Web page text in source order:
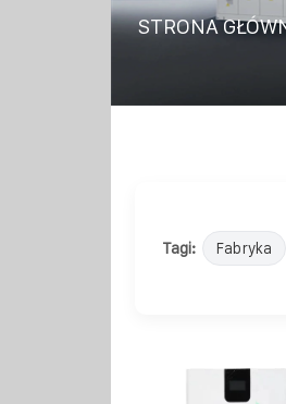
STRONA
Tagi: Fabryka